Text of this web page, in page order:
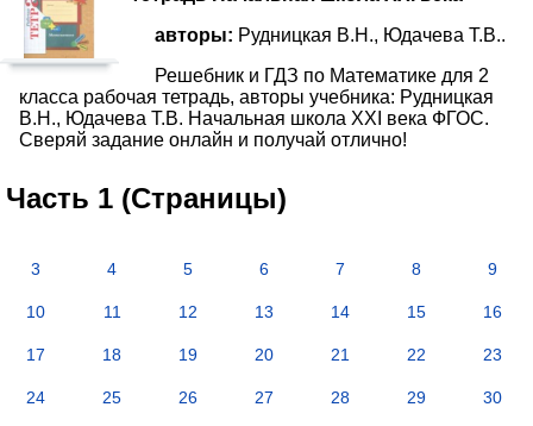
авторы: Рудницкая В.Н., Юдачева Т.В..
Решебник и ГДЗ по Математике для 2
класса рабочая тетрадь, авторы учебника: Рудницкая
В.Н., Юдачева Т.В. Начальная школа XXI века ФГОС.
Сверяй задание онлайн и получай отлично!
Часть 1 (Страницы)
3 4 5 6 7 8 9
10 11 12 13 14 15 16
17 18 19 20 21 22 23
24 25 26 27 28 29 30